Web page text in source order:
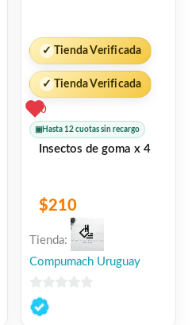
✓ Tienda Verificada
✓ Tienda Verificada
0
▣ Hasta 12 cuotas sin recargo
Insectos de goma x 4
$210
Tienda:
Compumach Uruguay
0
de